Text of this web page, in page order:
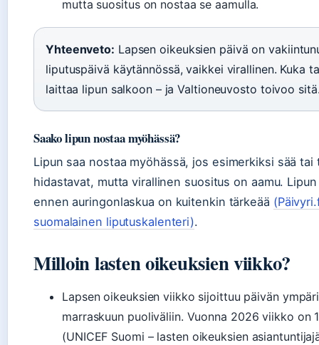
mutta suositus on nostaa se aamulla.
Yhteenveto: Lapsen oikeuksien päivä on
liputuspäivä käytännössä, vaikkei virallinen. Kuka
laittaa lipun salkoon – ja Valtioneuvosto toivoo
Saako lipun nostaa myöhässä?
Lipun saa nostaa myöhässä, jos esimerkiksi sää
hidastavat, mutta virallinen suositus on aamu.
ennen auringonlaskua on kuitenkin tärkeää
suomalainen liputuskalenteri).
Milloin lasten oikeuksien viikko?
Lapsen oikeuksien viikko sijoittuu päivän
marraskuun puoliväliin. Vuonna 2026 viikko on
(UNICEF Suomi – lasten oikeuksien